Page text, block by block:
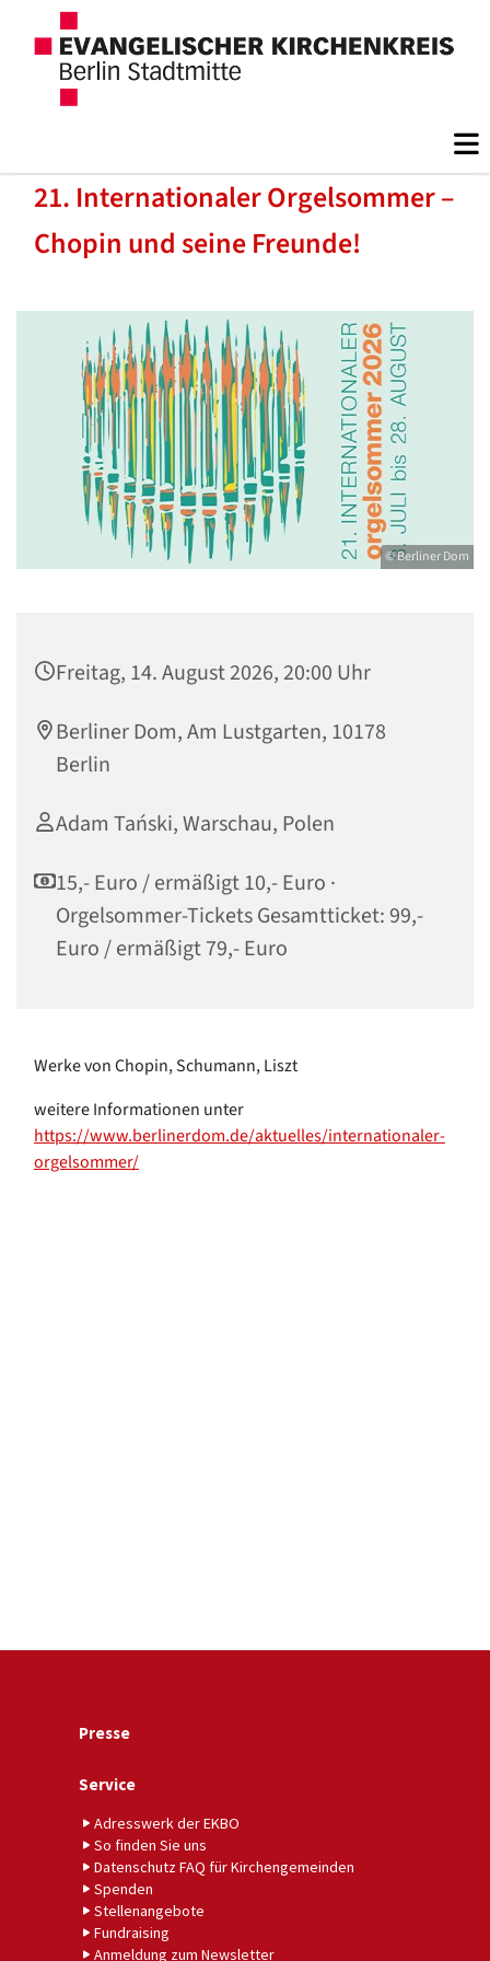
21. Internationaler Orgelsommer –
Chopin und seine Freunde!
© Berliner Dom
Freitag, 14. August 2026, 20:00 Uhr
Berliner Dom, Am Lustgarten, 10178
Berlin
Adam Tański, Warschau, Polen
15,- Euro / ermäßigt 10,- Euro ·
Orgelsommer-Tickets Gesamtticket: 99,-
Euro / ermäßigt 79,- Euro
Werke von Chopin, Schumann, Liszt
weitere Informationen unter
https://www.berlinerdom.de/aktuelles/internationaler-
orgelsommer/
Presse
Service
Adresswerk der EKBO
So finden Sie uns
Datenschutz FAQ für Kirchengemeinden
Spenden
Stellenangebote
Fundraising
Anmeldung zum Newsletter